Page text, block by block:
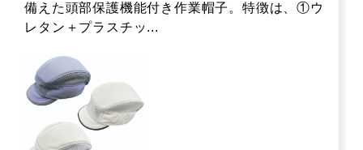
備えた頭部保護機能付き作業帽子。特徴は、①ウ
レタン＋プラスチッ...